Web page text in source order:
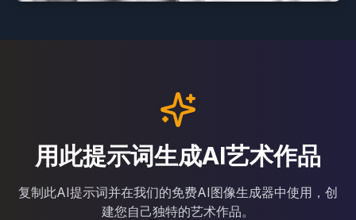
用此提示词生成AI艺术作品
复制此AI提示词并在我们的免费AI图像生成器中使用，创
建您自己独特的艺术作品。